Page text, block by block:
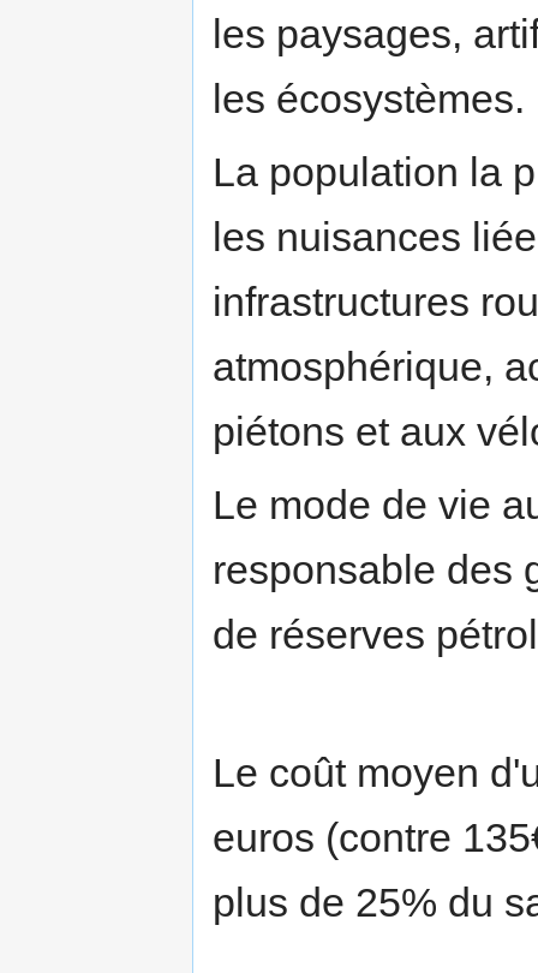
les paysages,
les écosystèmes.
La population la
les nuisances
infrastructures
atmosphérique,
piétons et aux
Le mode de vie
responsable des
de réserves
Le coût moyen
euros (contre
plus de 25% du